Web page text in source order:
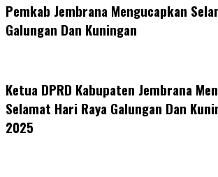
Pemkab Jembrana Mengucapkan
Galungan Dan Kuningan
Ketua DPRD Kabupaten Jembrana
Selamat Hari Raya Galungan Dan
2025